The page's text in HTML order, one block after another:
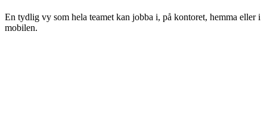
En tydlig vy som hela teamet kan jobba i, på kontoret, hemma eller i
mobilen.